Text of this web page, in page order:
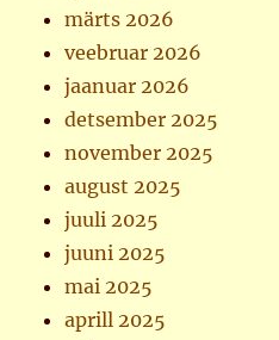
märts 2026
veebruar 2026
jaanuar 2026
detsember 2025
november 2025
august 2025
juuli 2025
juuni 2025
mai 2025
aprill 2025